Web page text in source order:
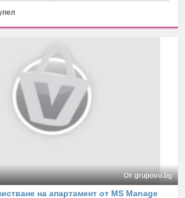
От grupovo.bg
на апартамент от MS Manage